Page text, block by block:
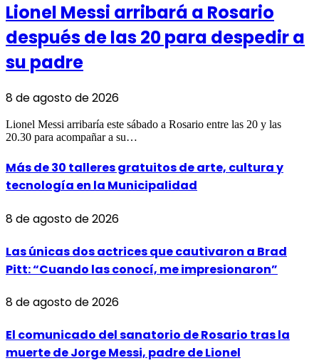
Lionel Messi arribará a Rosario
después de las 20 para despedir a
su padre
8 de agosto de 2026
Lionel Messi arribaría este sábado a Rosario entre las 20 y las
20.30 para acompañar a su…
Más de 30 talleres gratuitos de arte, cultura y
tecnología en la Municipalidad
8 de agosto de 2026
Las únicas dos actrices que cautivaron a Brad
Pitt: “Cuando las conocí, me impresionaron”
8 de agosto de 2026
El comunicado del sanatorio de Rosario tras la
muerte de Jorge Messi, padre de Lionel